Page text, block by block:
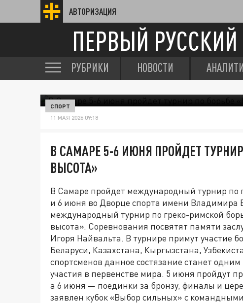
АВТОРИЗАЦИЯ
ПЕРВЫЙ РУССКИЙ
РУБРИКИ НОВОСТИ
СПОРТ
11 МАЯ 2026 09:18
В САМАРЕ 5-6 ИЮНЯ ПРОЙДЕТ
ВЫСОТА»
В Самаре пройдет международный турнир по
и 6 июня во Дворце спорта имени Владимира
международный турнир по греко-римской
высота». Соревнования посвятят памяти
Игоря Найвальта. В турнире примут участие
Беларуси, Казахстана, Кыргызстана,
спортсменов данное состязание станет
участия в первенстве мира. 5 июня пройдут
а 6 июня — поединки за бронзу, финалы и
заявлен кубок «Выбор сильных» с